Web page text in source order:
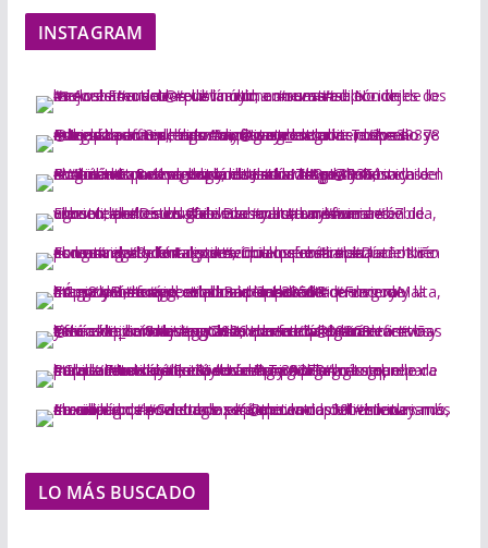
INSTAGRAM
LO MÁS BUSCADO